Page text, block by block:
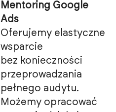
Mentoring Google
Ads
Oferujemy elastyczne
wsparcie
bez konieczności
przeprowadzania
pełnego audytu.
Możemy opracować